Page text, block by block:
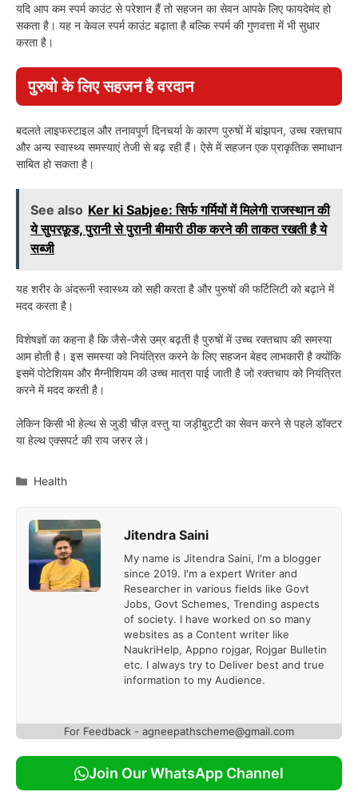
यदि आप कम स्पर्म काउंट से परेशान हैं तो सहजन का सेवन आपके लिए फायदेमंद हो
सकता है। यह न केवल स्पर्म काउंट बढ़ाता है बल्कि स्पर्म की गुणवत्ता में भी सुधार
करता है।
पुरुषो के लिए सहजन है वरदान
बदलते लाइफस्टाइल और तनावपूर्ण दिनचर्या के कारण पुरुषों में बांझपन, उच्च रक्तचाप
और अन्य स्वास्थ्य समस्याएं तेजी से बढ़ रही हैं। ऐसे में सहजन एक प्राकृतिक समाधान
साबित हो सकता है।
See also Ker ki Sabjee: सिर्फ गर्मियों में मिलेगी राजस्थान की
ये सुपरफ़ूड, पुरानी से पुरानी बीमारी ठीक करने की ताकत रखती है ये
सब्जी
यह शरीर के अंदरूनी स्वास्थ्य को सही करता है और पुरुषों की फर्टिलिटी को बढ़ाने में
मदद करता है।
विशेषज्ञों का कहना है कि जैसे-जैसे उम्र बढ़ती है पुरुषों में उच्च रक्तचाप की समस्या
आम होती है। इस समस्या को नियंत्रित करने के लिए सहजन बेहद लाभकारी है क्योंकि
इसमें पोटेशियम और मैग्नीशियम की उच्च मात्रा पाई जाती है जो रक्तचाप को नियंत्रित
करने में मदद करती है।
लेकिन किसी भी हेल्थ से जुडी चीज़ वस्तु या जड़ीबुट्टी का सेवन करने से पहले डॉक्टर
या हेल्थ एक्सपर्ट की राय जरुर ले।
Categories
Health
Jitendra Saini
My name is Jitendra Saini, I'm a blogger
since 2019. I'm a expert Writer and
Researcher in various fields like Govt
Jobs, Govt Schemes, Trending aspects
of society. I have worked on so many
websites as a Content writer like
NaukriHelp, Appno rojgar, Rojgar Bulletin
etc. I always try to Deliver best and true
information to my Audience.
For Feedback - agneepathscheme@gmail.com
Join Our WhatsApp Channel